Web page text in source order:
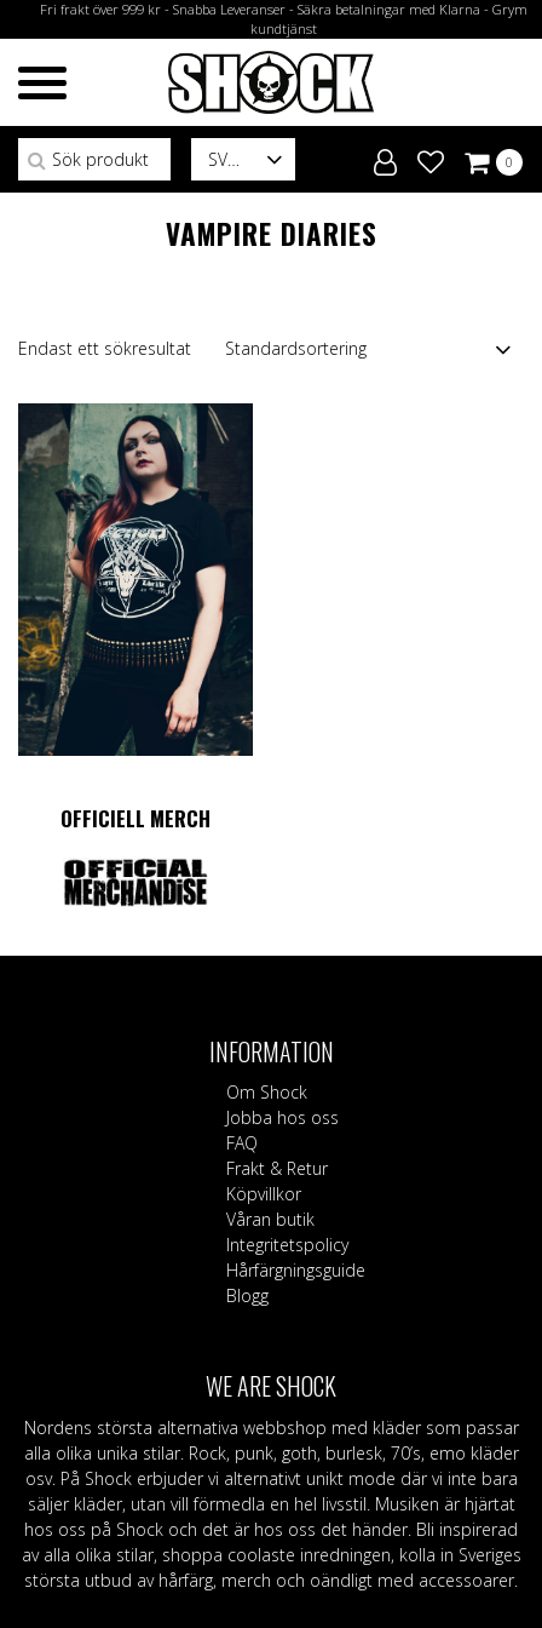
Fri frakt över 999 kr - Snabba Leveranser - Säkra betalningar med Klarna - Grym
kundtjänst
SV
Sök efter:
0
VAMPIRE DIARIES
Endast ett sökresultat
OFFICIELL MERCH
INFORMATION
Om Shock
Jobba hos oss
FAQ
Frakt & Retur
Köpvillkor
Våran butik
Integritetspolicy
Hårfärgningsguide
Blogg
WE ARE SHOCK
Nordens största alternativa webbshop med kläder som passar
alla olika unika stilar. Rock, punk, goth, burlesk, 70’s, emo kläder
osv. På Shock erbjuder vi alternativt unikt mode där vi inte bara
säljer kläder, utan vill förmedla en hel livsstil. Musiken är hjärtat
hos oss på Shock och det är hos oss det händer. Bli inspirerad
av alla olika stilar, shoppa coolaste inredningen, kolla in Sveriges
största utbud av hårfärg, merch och oändligt med accessoarer.